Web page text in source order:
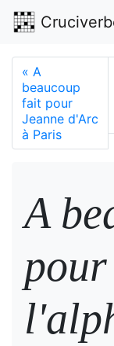
« A
beaucoup
fait pour
Jeanne d'Arc
à Paris
A
pour